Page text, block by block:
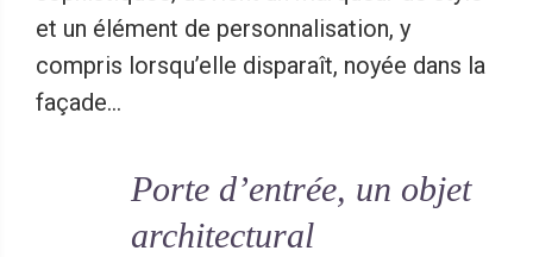
et un élément de personnalisation, y
compris lorsqu’elle disparaît, noyée dans la
façade…
Porte d’entrée, un objet
architectural